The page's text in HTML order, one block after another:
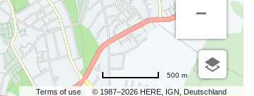
Terms of use © 1987–2026 HERE, IGN, Deutschland
500 m